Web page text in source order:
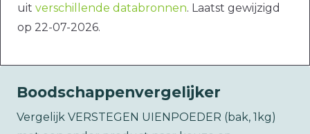
uit verschillende databronnen. Laatst gewijzigd
op 22-07-2026.
Boodschappenvergelijker
Vergelijk VERSTEGEN UIENPOEDER (bak, 1kg)